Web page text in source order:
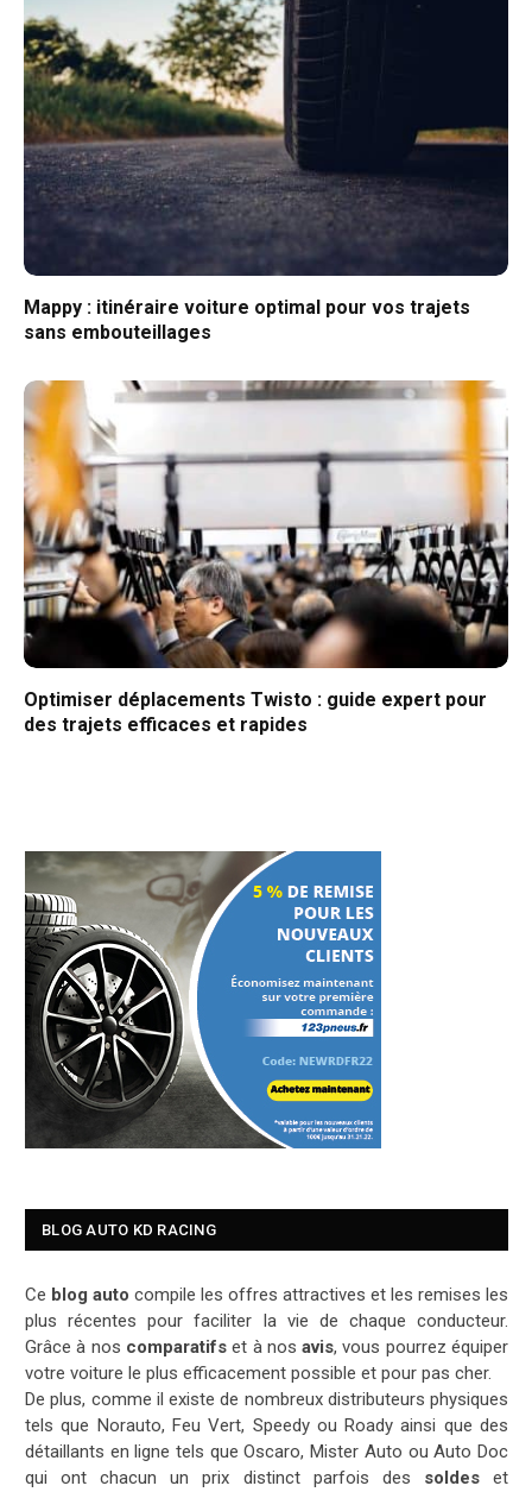
Mappy : itinéraire voiture optimal pour vos trajets
sans embouteillages
Optimiser déplacements Twisto : guide expert pour
des trajets efficaces et rapides
BLOG AUTO KD RACING
Ce blog auto compile les offres attractives et les remises les
plus récentes pour faciliter la vie de chaque conducteur.
Grâce à nos comparatifset à nosavis, vous pourrez équiper
votre voiture le plus efficacement possible et pour pas cher.
De plus, comme il existe de nombreux distributeurs physiques
tels que Norauto, Feu Vert, Speedy ou Roady ainsi que des
détaillants en ligne tels que Oscaro, Mister Auto ou Auto Doc
qui ont chacun un prix distinct parfois des soldeset